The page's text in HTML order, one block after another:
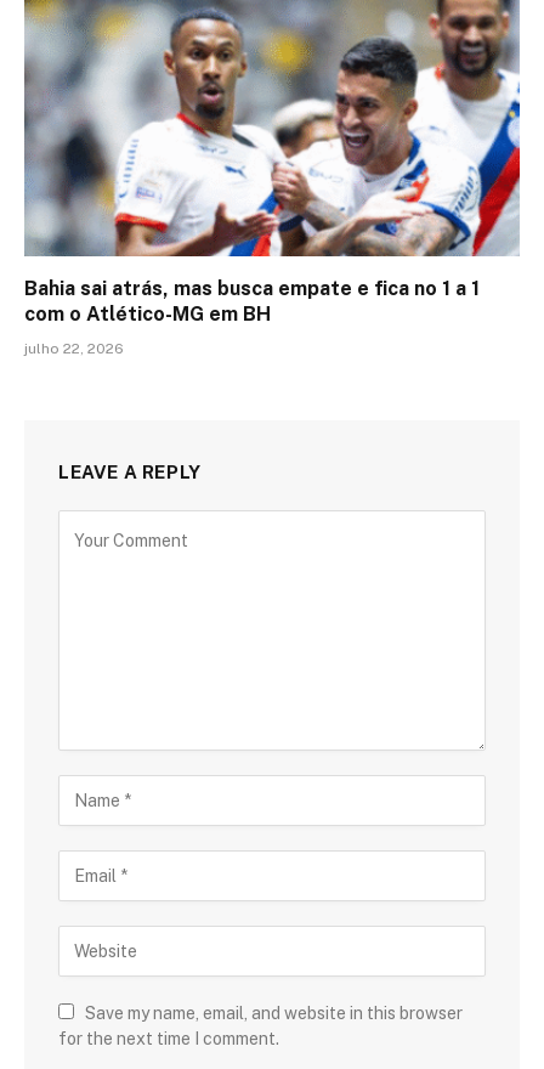
Bahia sai atrás, mas busca empate e fica no 1 a 1
com o Atlético-MG em BH
julho 22, 2026
LEAVE A REPLY
Save my name, email, and website in this browser
for the next time I comment.